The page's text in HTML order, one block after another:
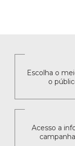
Escolha o
o
Acesso a